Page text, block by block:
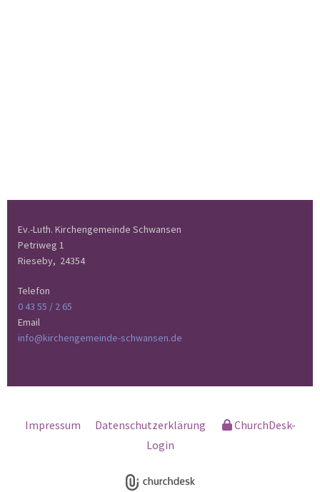
Ev.-Luth. Kirchengemeinde Schwansen
Petriweg 1
Rieseby, 24354
Telefon
0 43 55 / 2 65
Email
info@kirchengemeinde-schwansen.de
Impressum Datenschutzerklärung
ChurchDesk-
Login